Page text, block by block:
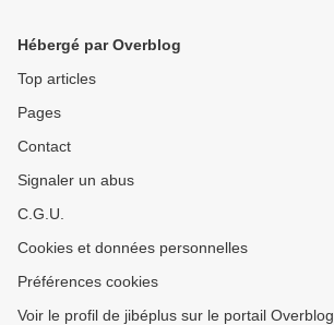
Hébergé par Overblog
Top articles
Pages
Contact
Signaler un abus
C.G.U.
Cookies et données personnelles
Préférences cookies
Voir le profil de jibéplus sur le portail Overblog